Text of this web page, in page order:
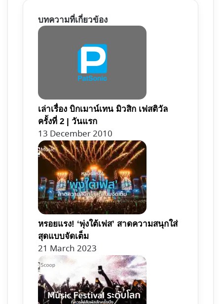
บทความที่เกี่ยวข้อง
เล่าเรื่อง บิกเมาน์เทน มิวสิก เฟสติวัล
ครั้งที่ 2 | วันแรก
13 December 2010
หรอยแรง! ‘พุ่งใต้เฟส’ สาดความสนุกใส่
สุดแบบจัดเต็ม
21 March 2023